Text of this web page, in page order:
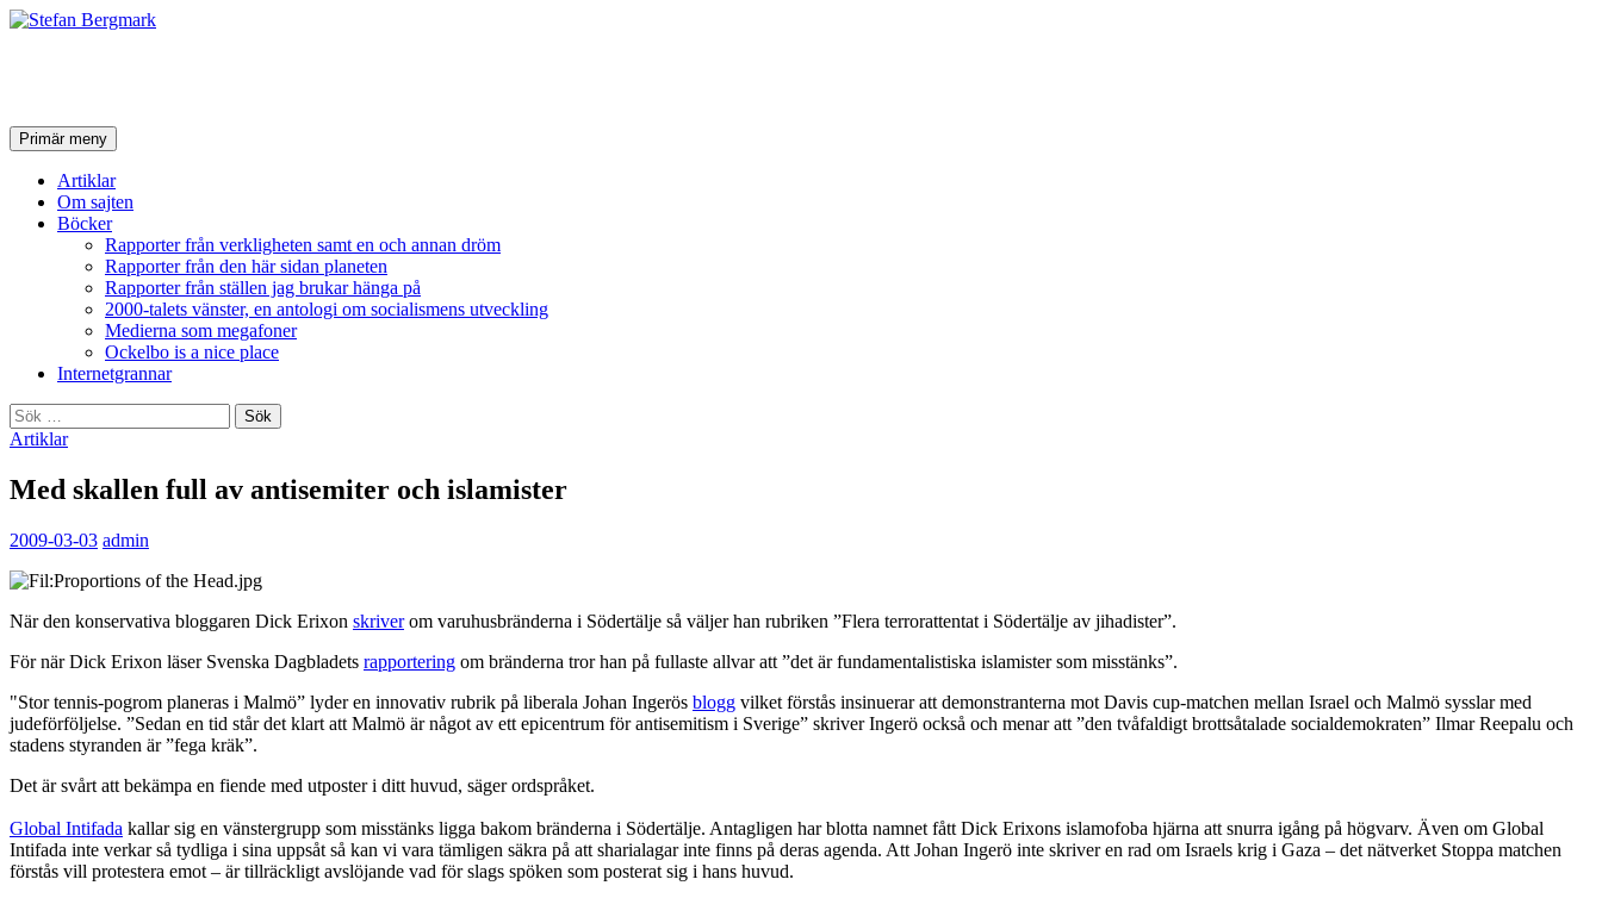
SökPrimär meny Hoppa
till
innehåll
Artiklar
Om sajten
Böcker
Rapporter från verkligheten samt en och annan dröm
Rapporter från den här sidan planeten
Rapporter från ställen jag brukar hänga på
2000-talets vänster, en antologi om socialismens utveckling
Medierna som megafoner
Ockelbo is a nice place
Internetgrannar
Sök
efter:
Artiklar
Med skallen full av antisemiter och islamister
2009-03-03 admin
När den konservativa bloggaren Dick Erixon skriverom varuhusbränderna i Södertälje så väljer han rubriken ”Flera terrorattentat i Södertälje av jihadister”.
För när Dick Erixon läser Svenska Dagbladets rapportering om bränderna tror han på fullaste allvar att ”det är fundamentalistiska islamister som misstänks”.
"Stor tennis-pogrom planeras i Malmö” lyder en innovativ rubrik på liberala Johan Ingerös blogg vilket förstås insinuerar att demonstranterna mot Davis cup-matchen mellan Israel och Malmö sysslar med
judeförföljelse. ”Sedan en tid står det klart att Malmö är något av ett epicentrum för antisemitism i Sverige” skriver Ingerö också och menar att ”den tvåfaldigt brottsåtalade socialdemokraten” Ilmar Reepalu och
stadens styranden är ”fega kräk”.
Det är svårt att bekämpa en fiende med utposter i ditt huvud, säger ordspråket.
Global Intifada kallar sig en vänstergrupp som misstänks ligga bakom bränderna i Södertälje. Antagligen har blotta namnet fått Dick Erixons islamofoba hjärna att snurra igång på högvarv. Även om Global
Intifada inte verkar så tydliga i sina uppsåt så kan vi vara tämligen säkra på att sharialagar inte finns på deras agenda. Att Johan Ingerö inte skriver en rad om Israels krig i Gaza – det nätverket Stoppa matchen
förstås vill protestera emot – är tillräckligt avslöjande vad för slags spöken som posterat sig i hans huvud.